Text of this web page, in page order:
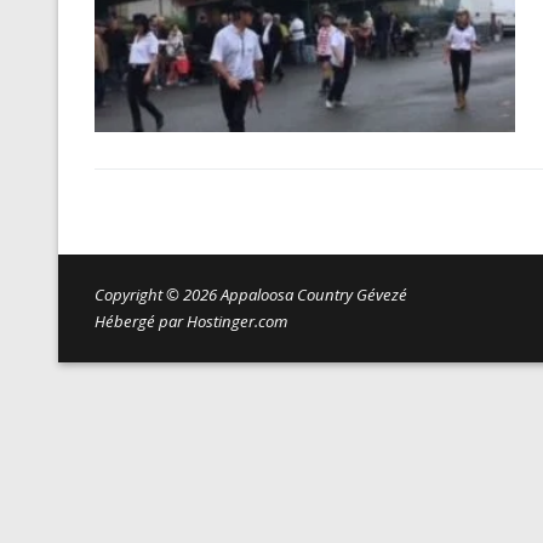
Copyright © 2026 Appaloosa Country Gévezé
Hébergé par Hostinger.com